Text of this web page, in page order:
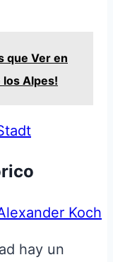
que Ver en
los Alpes!
Koch
hay un